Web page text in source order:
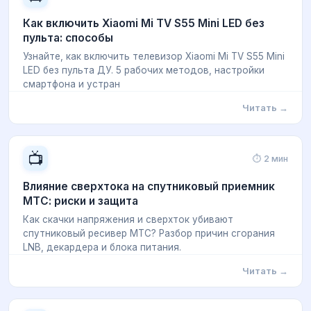
Как включить Xiaomi Mi TV S55 Mini LED без
пульта: способы
Узнайте, как включить телевизор Xiaomi Mi TV S55 Mini
LED без пульта ДУ. 5 рабочих методов, настройки
смартфона и устран
Читать →
📺 ⏱ 2 мин
Влияние сверхтока на спутниковый приемник
МТС: риски и защита
Как скачки напряжения и сверхток убивают
спутниковый ресивер МТС? Разбор причин сгорания
LNB, декардера и блока питания.
Читать →